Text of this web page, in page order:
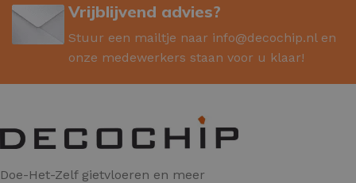
Vrijblijvend advies?
Stuur een mailtje naar info@decochip.nl en
onze medewerkers staan voor u klaar!
Doe-Het-Zelf gietvloeren en meer